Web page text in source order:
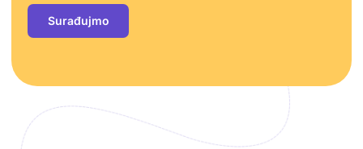
Surađujmo